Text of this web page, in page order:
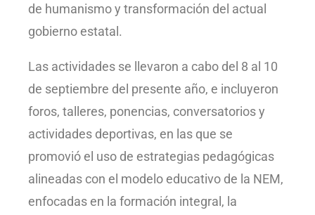
de humanismo y transformación del actual
gobierno estatal.
Las actividades se llevaron a cabo del 8 al 10
de septiembre del presente año, e incluyeron
foros, talleres, ponencias, conversatorios y
actividades deportivas, en las que se
promovió el uso de estrategias pedagógicas
alineadas con el modelo educativo de la NEM,
enfocadas en la formación integral, la